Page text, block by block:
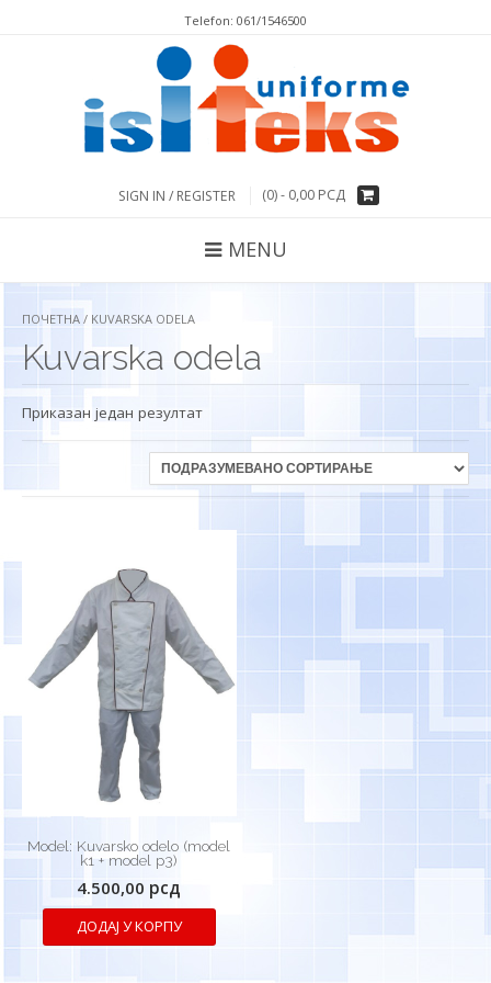
Тelefon: 061/1546500
SIGN IN / REGISTER (0) - 0,00 РСД
MENU
ПОЧЕТНА / KUVARSKA ODELA
Kuvarska odela
Приказан један резултат
Model: Kuvarsko odelo (model
k1 + model p3)
4.500,00 рсд
ДОДАЈ У КОРПУ